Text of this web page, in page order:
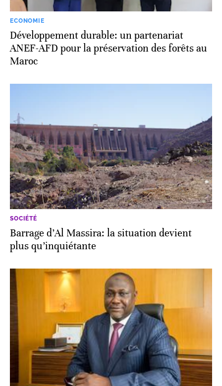
ECONOMIE
Développement durable: un partenariat
ANEF-AFD pour la préservation des forêts au
Maroc
SOCIÉTÉ
Barrage d’Al Massira: la situation devient
plus qu’inquiétante